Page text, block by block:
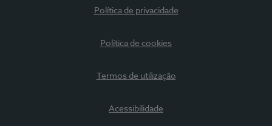
Política de privacidade
Política de cookies
Termos de utilização
Acessibilidade